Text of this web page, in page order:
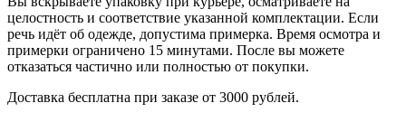
целостность и соответствие указанной комплектации. Если
речь идёт об одежде, допустима примерка. Время осмотра и
примерки ограничено 15 минутами. После вы можете
отказаться частично или полностью от покупки.
Доставка бесплатна при заказе от 3000 рублей.